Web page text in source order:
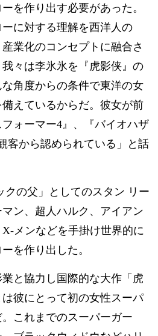
を作り出す必要があった。
に対する理解を西洋人の
産業化のコンセプトに融合さ
々は李氷氷を『虎影侠』の
角度からの条件で東洋の女
えているからだ。彼女が前
ォーマー4』、『バイオハザ
客から認められている」と話
の父」としてのスタン リー
ン、超人ハルク、アイアン
メンなどを手掛け世界的に
を作り出した。
協力し国際的な大作「虎
彼にとって初の女性スーパ
これまでのスーパーガー